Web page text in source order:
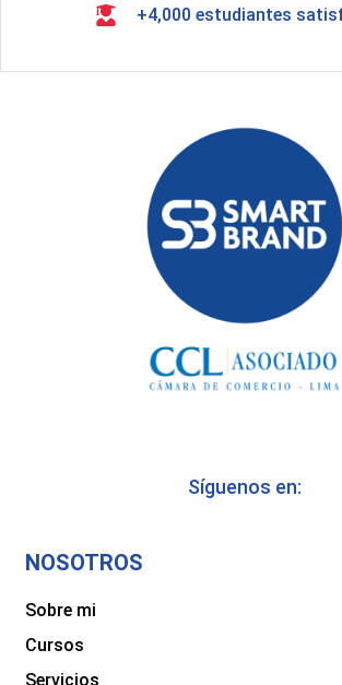
+4,000 estudiantes
Síguenos en:
NOSOTROS
Sobre mi
Cursos
Servicios